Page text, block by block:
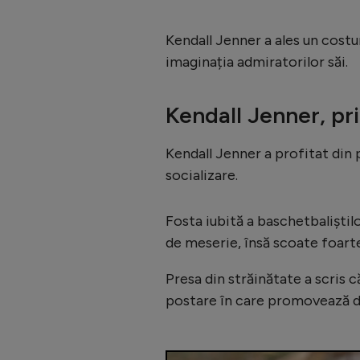
Kendall Jenner a ales un
imaginația admiratorilor săi.
Kendall Jenner,
Kendall Jenner a profitat din
socializare.
Fosta iubită a
de meserie, însă scoate
Presa din străinătate a scris
postare în care promovează